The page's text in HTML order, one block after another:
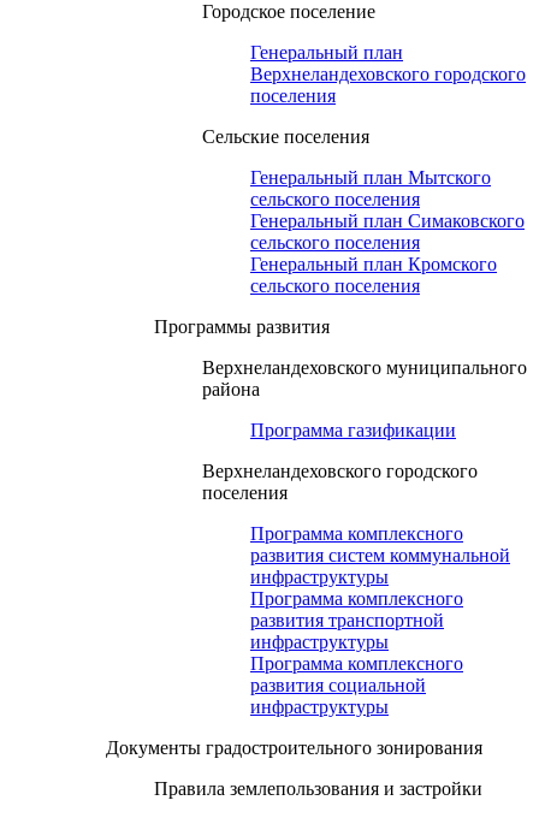
Городское поселение
Генеральный план
Верхнеландеховского городского
поселения
Сельские поселения
Генеральный план Мытского
сельского поселения
Генеральный план Симаковского
сельского поселения
Генеральный план Кромского
сельского поселения
Программы развития
Верхнеландеховского муниципального
района
Программа газификации
Верхнеландеховского городского
поселения
Программа комплексного
развития систем коммунальной
инфраструктуры
Программа комплексного
развития транспортной
инфраструктуры
Программа комплексного
развития социальной
инфраструктуры
Документы градостроительного зонирования
Правила землепользования и застройки